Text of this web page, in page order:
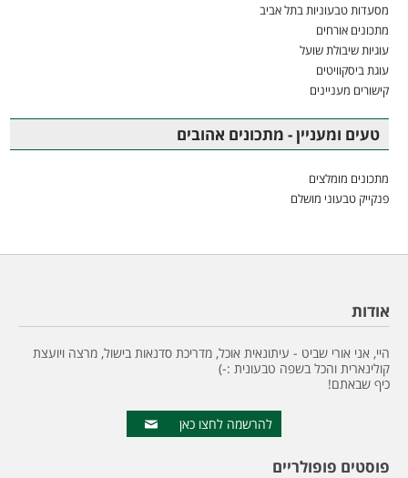
מסעדות טבעוניות בתל אביב
מתכונים אורחים
עוגיות שיבולת שועל
עוגת ביסקוויטים
קישורים מעניינים
טעים ומעניין - מתכונים אהובים
מתכונים מומלצים
פנקייק טבעוני מושלם
אודות
היי, אני אורי שביט - עיתונאית אוכל, מדריכת סדנאות בישול, מרצה ויועצת
קולינארית והכל בשפה טבעונית :-)
כיף שבאתם!
להרשמה לחצו כאן
פוסטים פופולריים